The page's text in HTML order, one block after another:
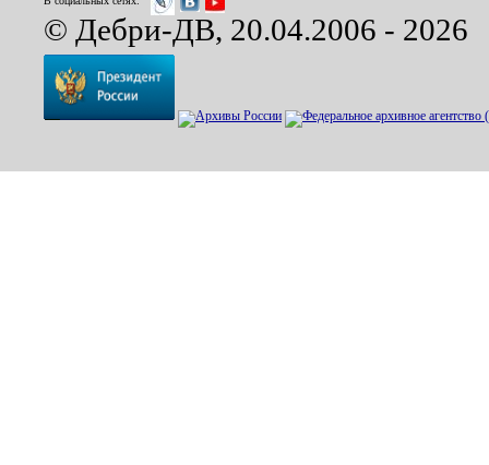
© Дебри-ДВ, 20.04.2006 - 2026